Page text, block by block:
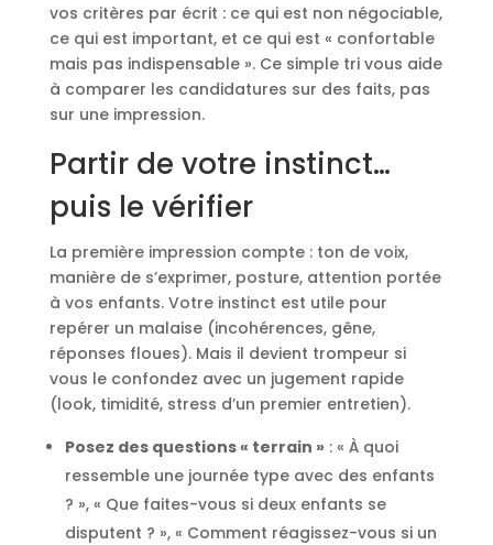
vos critères par écrit : ce qui est non négociable,
ce qui est important, et ce qui est « confortable
mais pas indispensable ». Ce simple tri vous aide
à comparer les candidatures sur des faits, pas
sur une impression.
Partir de votre instinct…
puis le vérifier
La première impression compte : ton de voix,
manière de s’exprimer, posture, attention portée
à vos enfants. Votre instinct est utile pour
repérer un malaise (incohérences, gêne,
réponses floues). Mais il devient trompeur si
vous le confondez avec un jugement rapide
(look, timidité, stress d’un premier entretien).
Posez des questions « terrain » : « À quoi
ressemble une journée type avec des enfants
? », « Que faites-vous si deux enfants se
disputent ? », « Comment réagissez-vous si un